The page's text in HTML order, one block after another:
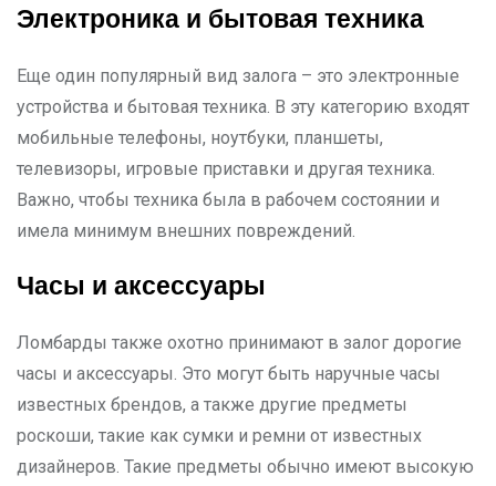
Электроника и бытовая техника
Еще один популярный вид залога – это электронные
устройства и бытовая техника. В эту категорию входят
мобильные телефоны, ноутбуки, планшеты,
телевизоры, игровые приставки и другая техника.
Важно, чтобы техника была в рабочем состоянии и
имела минимум внешних повреждений.
Часы и аксессуары
Ломбарды также охотно принимают в залог дорогие
часы и аксессуары. Это могут быть наручные часы
известных брендов, а также другие предметы
роскоши, такие как сумки и ремни от известных
дизайнеров. Такие предметы обычно имеют высокую